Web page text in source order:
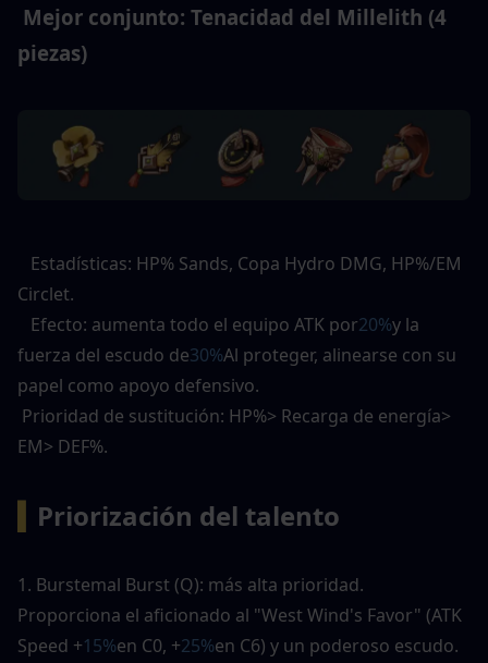
Mejor conjunto: Tenacidad del Millelith (4
piezas)
Estadísticas: HP% Sands, Copa Hydro DMG, HP%/EM
Circlet.
Efecto: aumenta todo el equipo ATK por20%y la
fuerza del escudo de30%Al proteger, alinearse con su
papel como apoyo defensivo.
Prioridad de sustitución: HP%> Recarga de energía>
EM> DEF%.
Priorización del talento
1. Burstemal Burst (Q): más alta prioridad.
Proporciona el aficionado al "West Wind's Favor" (ATK
Speed ​​+15%en C0, +25%en C6) y un poderoso escudo.